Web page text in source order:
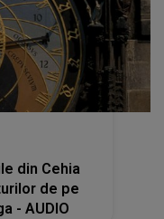
din Cehia
de pe
- AUDIO